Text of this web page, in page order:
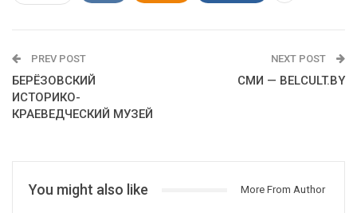
PREV POST
БЕРЁЗОВСКИЙ
ИСТОРИКО-
КРАЕВЕДЧЕСКИЙ МУЗЕЙ
NEXT POST
СМИ — BELCULT.BY
You might also like More From Author